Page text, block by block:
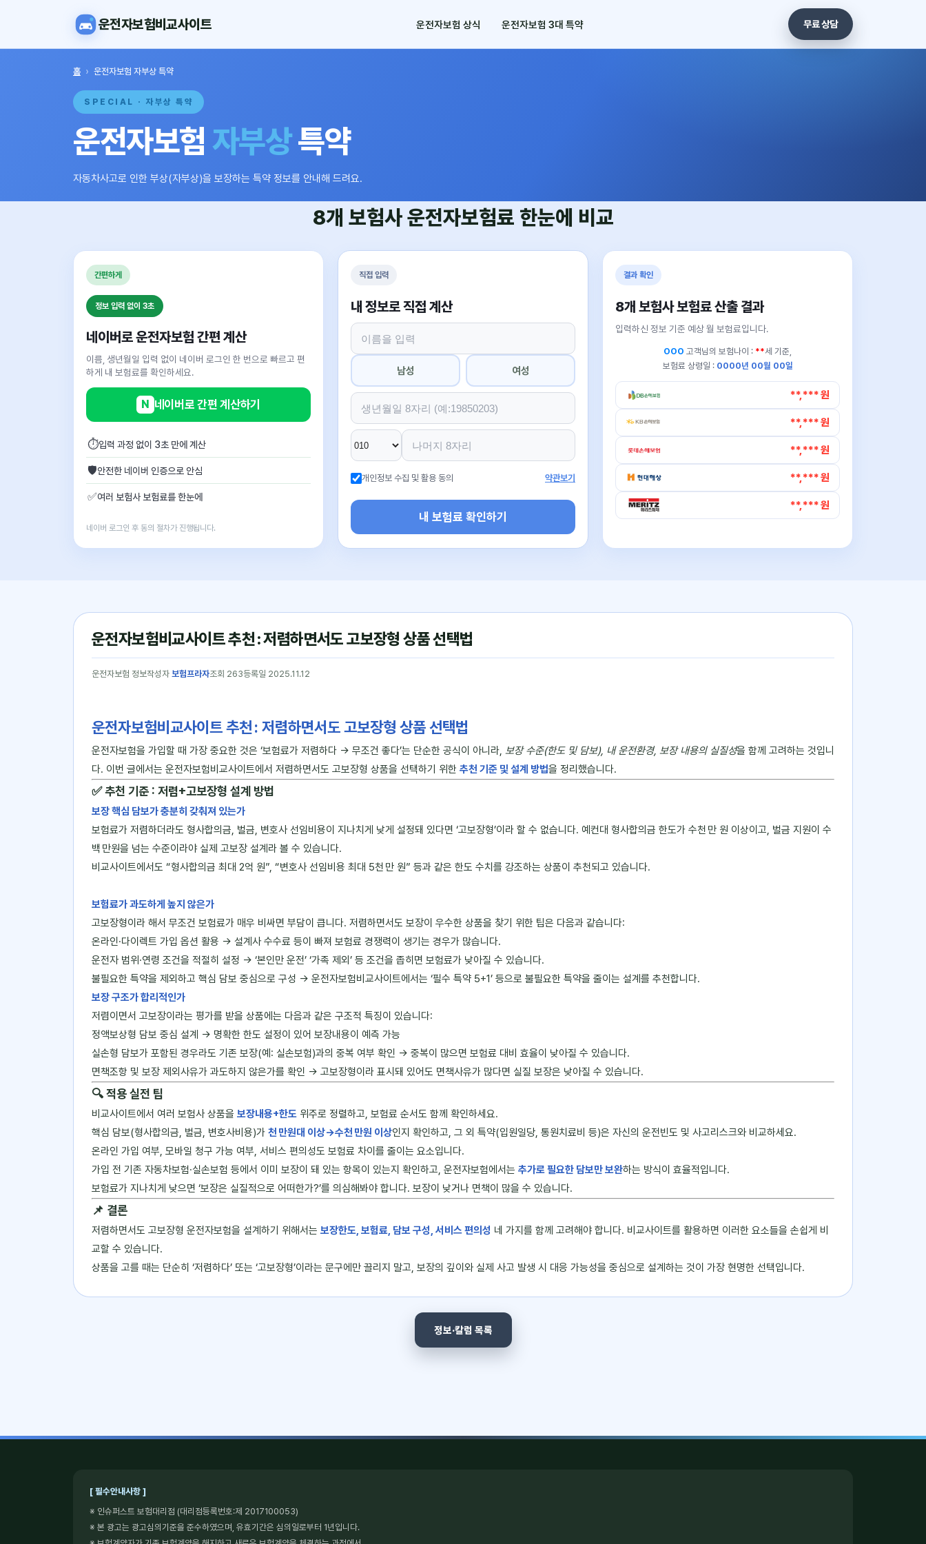
운전자보험비교사이트 운전자보험 상식 운전자보험 3대 특약 무료 상담
홈 › 운전자보험 자부상 특약
SPECIAL · 자부상 특약
운전자보험 자부상특약
자동차사고로 인한 부상(자부상)을 보장하는 특약 정보를 안내해 드려요.
8개 보험사운전자보험료 한눈에 비교
간편하게
정보 입력 없이 3초
네이버로 운전자보험 간편 계산
이름, 생년월일 입력 없이 네이버 로그인 한 번으로 빠르고 편
하게 내 보험료를 확인하세요.
N 네이버로 간편 계산하기
⏱입력 과정 없이 3초 만에 계산
🛡안전한 네이버 인증으로 안심
✅여러 보험사 보험료를 한눈에
네이버 로그인 후 동의 절차가 진행됩니다.
직접 입력
내 정보로 직접 계산
남성 여성
개인정보 수집 및 활용 동의 약관보기
내 보험료 확인하기
결과 확인
8개 보험사 보험료 산출 결과
입력하신 정보 기준 예상 월 보험료입니다.
OOO 고객님의 보험나이 : **세 기준,
보험료 상령일 : 0000년 00월 00일
**,*** 원
**,*** 원
**,*** 원
**,*** 원
**,*** 원
운전자보험비교사이트 추천 : 저렴하면서도 고보장형 상품 선택법
운전자보험 정보작성자 보험프라자조회 263등록일 2025.11.12
운전자보험비교사이트 추천 : 저렴하면서도 고보장형 상품 선택법
운전자보험을 가입할 때 가장 중요한 것은 ‘보험료가 저렴하다 → 무조건 좋다’는 단순한 공식이 아니라, 보장 수준(한도 및 담보), 내 운전환경, 보장 내용의 실질성을 함께 고려하는 것입니
다. 이번 글에서는 운전자보험비교사이트에서 저렴하면서도 고보장형 상품을 선택하기 위한 추천 기준 및 설계 방법을 정리했습니다.
✅ 추천 기준 : 저렴+고보장형 설계 방법
보장 핵심 담보가 충분히 갖춰져 있는가
보험료가 저렴하더라도 형사합의금, 벌금, 변호사 선임비용이 지나치게 낮게 설정돼 있다면 ‘고보장형’이라 할 수 없습니다. 예컨대 형사합의금 한도가 수천 만 원 이상이고, 벌금 지원이 수
백 만원을 넘는 수준이라야 실제 고보장 설계라 볼 수 있습니다.
비교사이트에서도 “형사합의금 최대 2억 원”, “변호사 선임비용 최대 5천 만 원” 등과 같은 한도 수치를 강조하는 상품이 추천되고 있습니다.
보험료가 과도하게 높지 않은가
고보장형이라 해서 무조건 보험료가 매우 비싸면 부담이 큽니다. 저렴하면서도 보장이 우수한 상품을 찾기 위한 팁은 다음과 같습니다:
온라인·다이렉트 가입 옵션 활용 → 설계사 수수료 등이 빠져 보험료 경쟁력이 생기는 경우가 많습니다.
운전자 범위·연령 조건을 적절히 설정 → ‘본인만 운전’ ‘가족 제외’ 등 조건을 좁히면 보험료가 낮아질 수 있습니다.
불필요한 특약을 제외하고 핵심 담보 중심으로 구성 → 운전자보험비교사이트에서는 ‘필수 특약 5+1’ 등으로 불필요한 특약을 줄이는 설계를 추천합니다.
보장 구조가 합리적인가
저렴이면서 고보장이라는 평가를 받을 상품에는 다음과 같은 구조적 특징이 있습니다:
정액보상형 담보 중심 설계 → 명확한 한도 설정이 있어 보장내용이 예측 가능
실손형 담보가 포함된 경우라도 기존 보장(예: 실손보험)과의 중복 여부 확인 → 중복이 많으면 보험료 대비 효율이 낮아질 수 있습니다.
면책조항 및 보장 제외사유가 과도하지 않은가를 확인 → 고보장형이라 표시돼 있어도 면책사유가 많다면 실질 보장은 낮아질 수 있습니다.
🔍 적용 실전 팁
비교사이트에서 여러 보험사 상품을 보장내용+한도 위주로 정렬하고, 보험료 순서도 함께 확인하세요.
핵심 담보(형사합의금, 벌금, 변호사비용)가 천 만원대 이상→수천 만원 이상인지 확인하고, 그 외 특약(입원일당, 통원치료비 등)은 자신의 운전빈도 및 사고리스크와 비교하세요.
온라인 가입 여부, 모바일 청구 가능 여부, 서비스 편의성도 보험료 차이를 줄이는 요소입니다.
가입 전 기존 자동차보험·실손보험 등에서 이미 보장이 돼 있는 항목이 있는지 확인하고, 운전자보험에서는 추가로 필요한 담보만 보완하는 방식이 효율적입니다.
보험료가 지나치게 낮으면 ‘보장은 실질적으로 어떠한가?’를 의심해봐야 합니다. 보장이 낮거나 면책이 많을 수 있습니다.
📌 결론
저렴하면서도 고보장형 운전자보험을 설계하기 위해서는 보장한도, 보험료, 담보 구성, 서비스 편의성 네 가지를 함께 고려해야 합니다. 비교사이트를 활용하면 이러한 요소들을 손쉽게 비
교할 수 있습니다.
상품을 고를 때는 단순히 ‘저렴하다’ 또는 ‘고보장형’이라는 문구에만 끌리지 말고, 보장의 깊이와 실제 사고 발생 시 대응 가능성을 중심으로 설계하는 것이 가장 현명한 선택입니다.
정보·칼럼 목록
[ 필수안내사항 ]
※ 인슈퍼스트 보험대리점 (대리점등록번호:제 2017100053)
※ 본 광고는 광고심의기준을 준수하였으며, 유효기간은 심의일로부터 1년입니다.